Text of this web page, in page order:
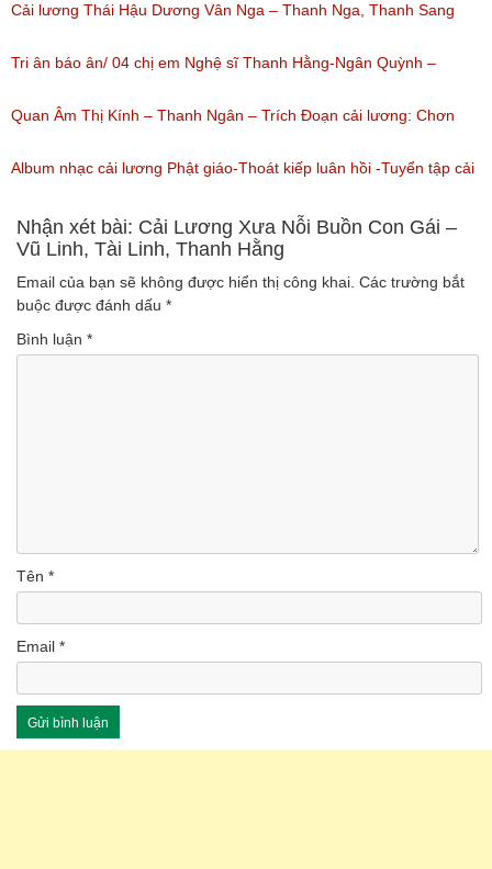
Thanh Kim Huệ, Chí Tâm, Thanh Sang
(Lượt nghe: 1,226)
Cải lương Thái Hậu Dương Vân Nga – Thanh Nga, Thanh Sang
nguyên tuồng
(Lượt nghe: 864)
Tri ân báo ân/ 04 chị em Nghệ sĩ Thanh Hằng-Ngân Quỳnh –
Thanh Ngọc – NSƯT Thanh Ngân
(Lượt nghe: 527)
Quan Âm Thị Kính – Thanh Ngân – Trích Đoạn cải lương: Chơn
Tâm 6
(Lượt nghe: 622)
Album nhạc cải lương Phật giáo-Thoát kiếp luân hồi -Tuyển tập cải
lương NSUT Thanh Ngân hay nhất
(Lượt nghe: 606)
Nhận xét bài: Cải Lương Xưa Nỗi Buồn Con Gái –
Vũ Linh, Tài Linh, Thanh Hằng
Email của bạn sẽ không được hiển thị công khai. Các trường bắt
buộc được đánh dấu *
Bình luận *
Tên *
Email *